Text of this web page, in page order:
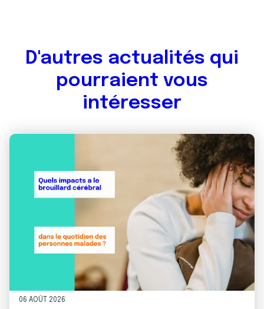
D'autres actualités qui
pourraient vous
intéresser
06 AOÛT 2026